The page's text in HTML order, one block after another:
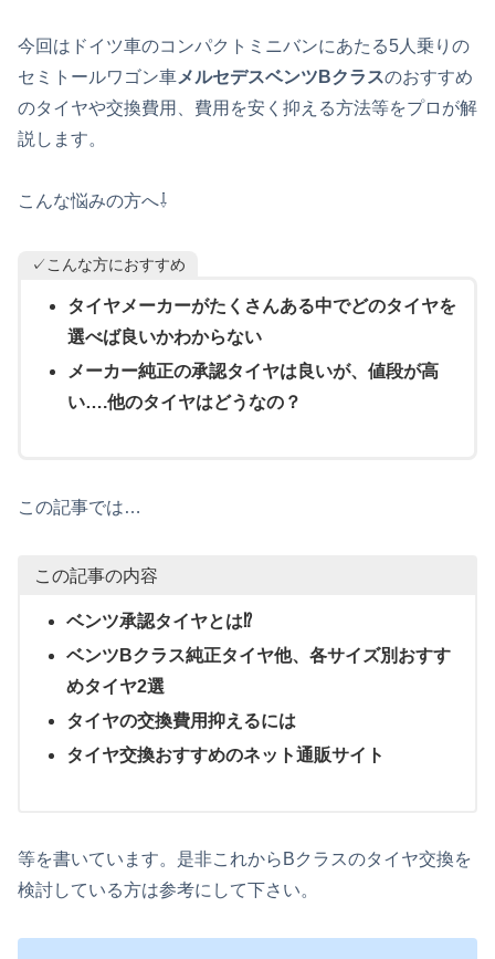
今回はドイツ車のコンパクトミニバンにあたる5人乗りの
セミトールワゴン車メルセデスベンツBクラスのおすすめ
のタイヤや交換費用、費用を安く抑える方法等をプロが解
説します。
こんな悩みの方へ⇩
✓こんな方におすすめ
タイヤメーカーがたくさんある中でどのタイヤを
選べば良いかわからない
メーカー純正の承認タイヤは良いが、値段が高
い….他のタイヤはどうなの？
この記事では…
この記事の内容
ベンツ承認タイヤとは⁉
ベンツBクラス純正タイヤ他、各サイズ別おすす
めタイヤ2選
タイヤの交換費用抑えるには
タイヤ交換おすすめのネット通販サイト
等を書いています。是非これからBクラスのタイヤ交換を
検討している方は参考にして下さい。